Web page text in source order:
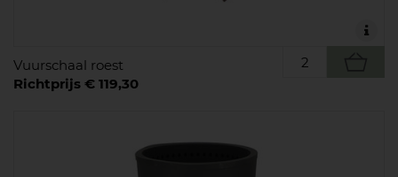
Vuurschaal roest
Richtprijs € 119,30